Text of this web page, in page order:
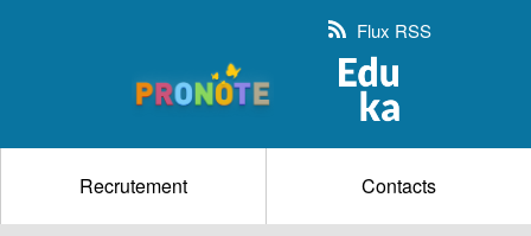
Flux RSS
Recrutement Contacts